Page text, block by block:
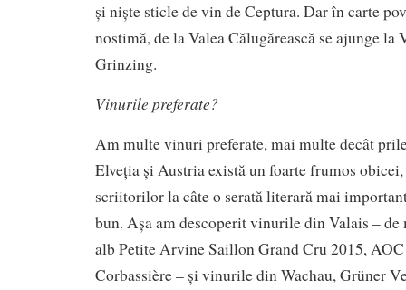
și niște sticle de vin de Ceptura. Dar în carte
nostimă, de la Valea Călugărească se ajunge
Grinzing.
Vinurile preferate?
Am multe vinuri preferate, mai multe decât
Elveția și Austria există un foarte frumos
scriitorilor la câte o serată literară mai
bun. Așa am descoperit vinurile din Valais – de
alb Petite Arvine Saillon Grand Cru 2015, AOC
Corbassière – și vinurile din Wachau, Grüner